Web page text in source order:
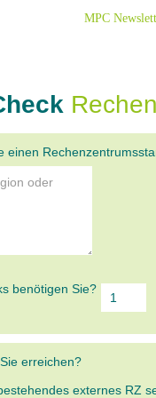
MPC
einen
benötigen Sie?
erreichen?
externes RZ